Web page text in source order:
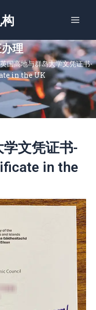
理
英国高地与群岛大学文凭证书-
in the UK
文凭证书-
in the